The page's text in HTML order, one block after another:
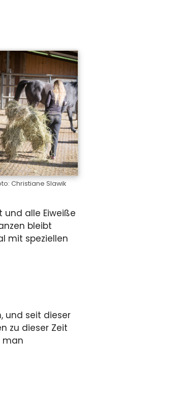
Christiane Slawik
alle Eiweiße
bleibt
mit speziellen
und seit dieser
zu dieser Zeit
man